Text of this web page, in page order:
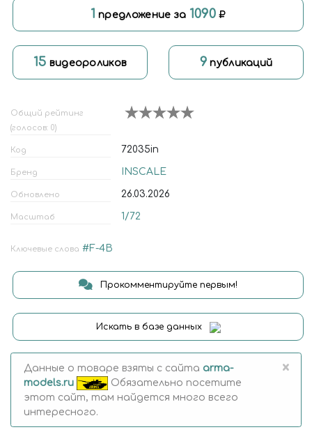
1 предложение за 1090
15 видеороликов 9 публикаций
Общий рейтинг
(голосов: 0)
Код 72035in
Бренд INSCALE
Обновлено 26.03.2026
Масштаб 1/72
Ключевые слова #F-4B
Прокомментируйте первым!
Искать в базе данных
Данные о товаре взяты с сайта arma-
models.ru
Обязательно посетите
этот сайт, там найдется много всего
интересного.
×